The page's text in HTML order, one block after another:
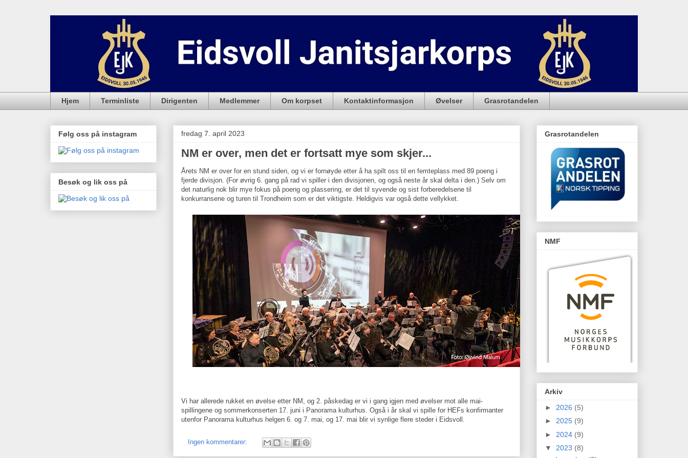
Hjem Terminliste Dirigenten Medlemmer Om korpset Kontaktinformasjon Øvelser Grasrotandelen
fredag 7. april 2023
NM er over, men det er fortsatt mye som skjer...
Årets NM er over for en stund siden, og vi er fornøyde etter å ha spilt oss til en femteplass med 89 poeng i
fjerde divisjon. (For øvrig 6. gang på rad vi spiller i den divisjonen, og også neste år skal delta i den.) Selv om
det naturlig nok blir mye fokus på poeng og plassering, er det til syvende og sist forberedelsene til
konkurransene og turen til Trondheim som er det viktigste. Heldigvis var også dette vellykket.
Vi har allerede rukket en øvelse etter NM, og 2. påskedag er vi i gang igjen med øvelser mot alle mai-
spillingene og sommerkonserten 17. juni i Panorama kulturhus. Også i år skal vi spille for HEFs konfirmanter
utenfor Panorama kulturhus helgen 6. og 7. mai, og 17. mai blir vi synlige flere steder i Eidsvoll.
Ingen kommentarer:
Følg oss på instagram
Besøk og lik oss på
Grasrotandelen
NMF
Arkiv
► 2026 (5)
► 2025 (9)
► 2024 (9)
▼ 2023 (8)